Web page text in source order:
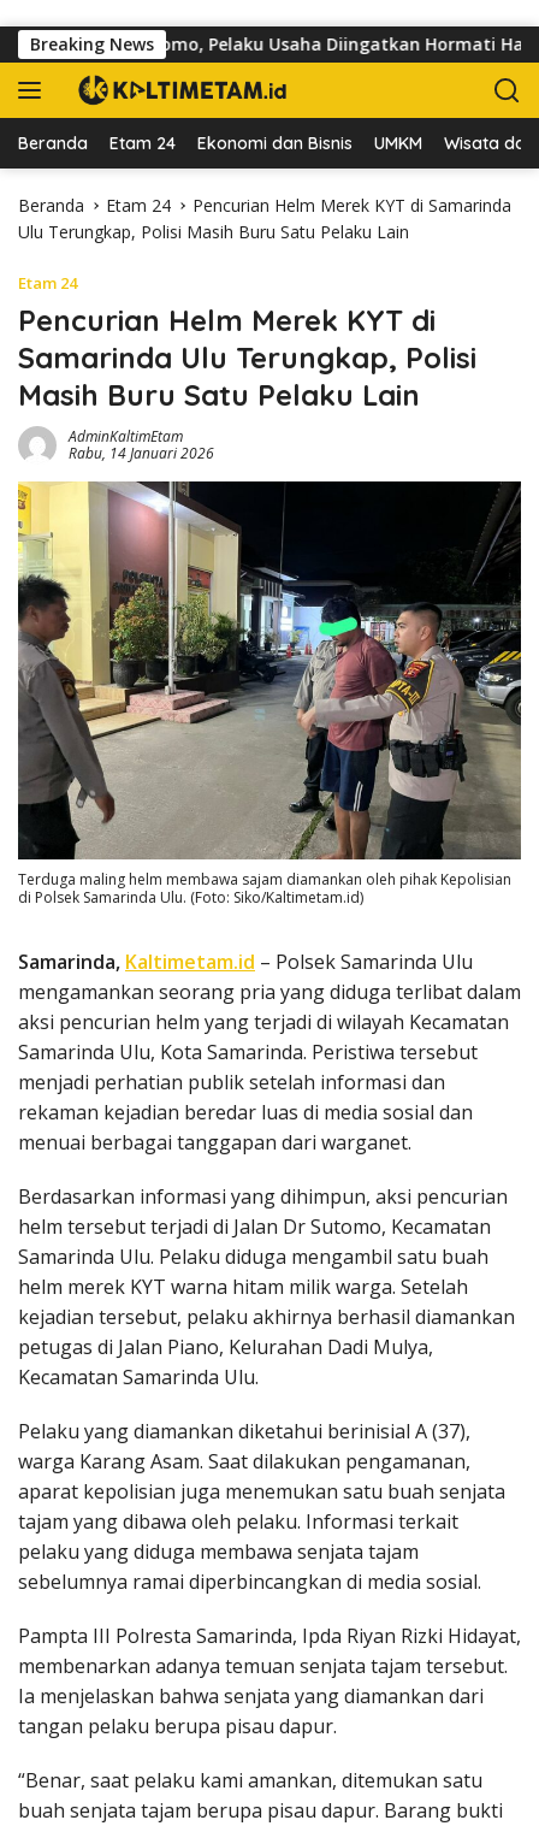
Breaking News
dr Sutomo, Pelaku Usaha Diingatkan Hormati Hak
Beranda Etam 24 Ekonomi dan Bisnis UMKM Wisata dan
Beranda Etam 24
Pencurian Helm Merek KYT di Samarinda
Ulu Terungkap, Polisi Masih Buru Satu Pelaku Lain
Etam 24
Pencurian Helm Merek KYT di
Samarinda Ulu Terungkap, Polisi
Masih Buru Satu Pelaku Lain
AdminKaltimEtam
Rabu, 14 Januari 2026
Terduga maling helm membawa sajam diamankan oleh pihak Kepolisian
di Polsek Samarinda Ulu. (Foto: Siko/Kaltimetam.id)
Samarinda, Kaltimetam.id – Polsek Samarinda Ulu
mengamankan seorang pria yang diduga terlibat dalam
aksi pencurian helm yang terjadi di wilayah Kecamatan
Samarinda Ulu, Kota Samarinda. Peristiwa tersebut
menjadi perhatian publik setelah informasi dan
rekaman kejadian beredar luas di media sosial dan
menuai berbagai tanggapan dari warganet.
Berdasarkan informasi yang dihimpun, aksi pencurian
helm tersebut terjadi di Jalan Dr Sutomo, Kecamatan
Samarinda Ulu. Pelaku diduga mengambil satu buah
helm merek KYT warna hitam milik warga. Setelah
kejadian tersebut, pelaku akhirnya berhasil diamankan
petugas di Jalan Piano, Kelurahan Dadi Mulya,
Kecamatan Samarinda Ulu.
Pelaku yang diamankan diketahui berinisial A (37),
warga Karang Asam. Saat dilakukan pengamanan,
aparat kepolisian juga menemukan satu buah senjata
tajam yang dibawa oleh pelaku. Informasi terkait
pelaku yang diduga membawa senjata tajam
sebelumnya ramai diperbincangkan di media sosial.
Pampta III Polresta Samarinda, Ipda Riyan Rizki Hidayat,
membenarkan adanya temuan senjata tajam tersebut.
Ia menjelaskan bahwa senjata yang diamankan dari
tangan pelaku berupa pisau dapur.
“Benar, saat pelaku kami amankan, ditemukan satu
buah senjata tajam berupa pisau dapur. Barang bukti